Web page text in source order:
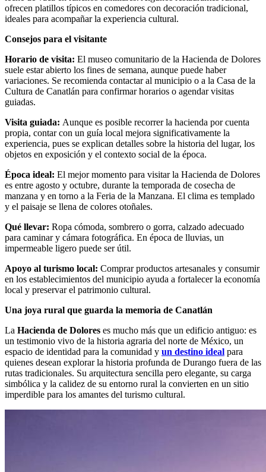
ofrecen platillos típicos en comedores con decoración tradicional,
ideales para acompañar la experiencia cultural.
Consejos para el visitante
Horario de visita: El museo comunitario de la Hacienda de Dolores
suele estar abierto los fines de semana, aunque puede haber
variaciones. Se recomienda contactar al municipio o a la Casa de la
Cultura de Canatlán para confirmar horarios o agendar visitas
guiadas.
Visita guiada: Aunque es posible recorrer la hacienda por cuenta
propia, contar con un guía local mejora significativamente la
experiencia, pues se explican detalles sobre la historia del lugar, los
objetos en exposición y el contexto social de la época.
Época ideal: El mejor momento para visitar la Hacienda de Dolores
es entre agosto y octubre, durante la temporada de cosecha de
manzana y en torno a la Feria de la Manzana. El clima es templado
y el paisaje se llena de colores otoñales.
Qué llevar: Ropa cómoda, sombrero o gorra, calzado adecuado
para caminar y cámara fotográfica. En época de lluvias, un
impermeable ligero puede ser útil.
Apoyo al turismo local: Comprar productos artesanales y consumir
en los establecimientos del municipio ayuda a fortalecer la economía
local y preservar el patrimonio cultural.
Una joya rural que guarda la memoria de Canatlán
La Hacienda de Dolores es mucho más que un edificio antiguo: es
un testimonio vivo de la historia agraria del norte de México, un
espacio de identidad para la comunidad y un destino ideal para
quienes desean explorar la historia profunda de Durango fuera de las
rutas tradicionales. Su arquitectura sencilla pero elegante, su carga
simbólica y la calidez de su entorno rural la convierten en un sitio
imperdible para los amantes del turismo cultural.